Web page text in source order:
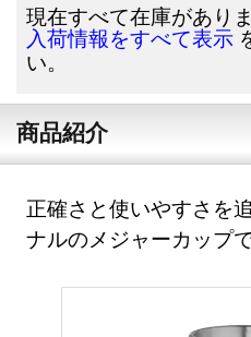
現在すべて在庫がありま
入荷情報をすべて表示
い。
商品紹介
正確さと使いやすさを
ナルのメジャーカップで